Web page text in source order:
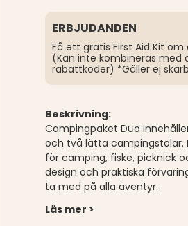
ERBJUDANDEN
Få ett gratis First Aid Kit
(Kan inte kombineras med
rabattkoder) *Gäller ej
Beskrivning:
Campingpaket Duo
och två lätta
för camping, fiske, picknick
design och praktiska
ta med på alla äventyr.
Läs mer >